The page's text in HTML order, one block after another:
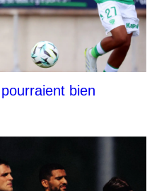
bien